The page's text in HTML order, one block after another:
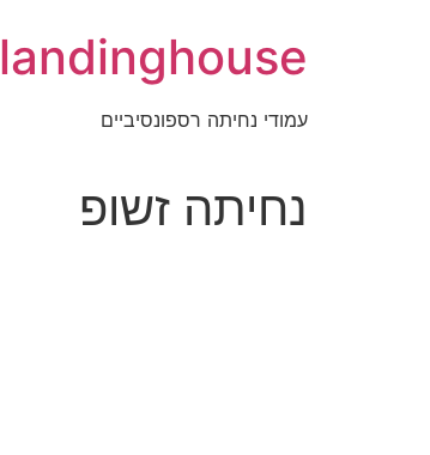
landinghouse
עמודי נחיתה רספונסיביים
נחיתה זשופ